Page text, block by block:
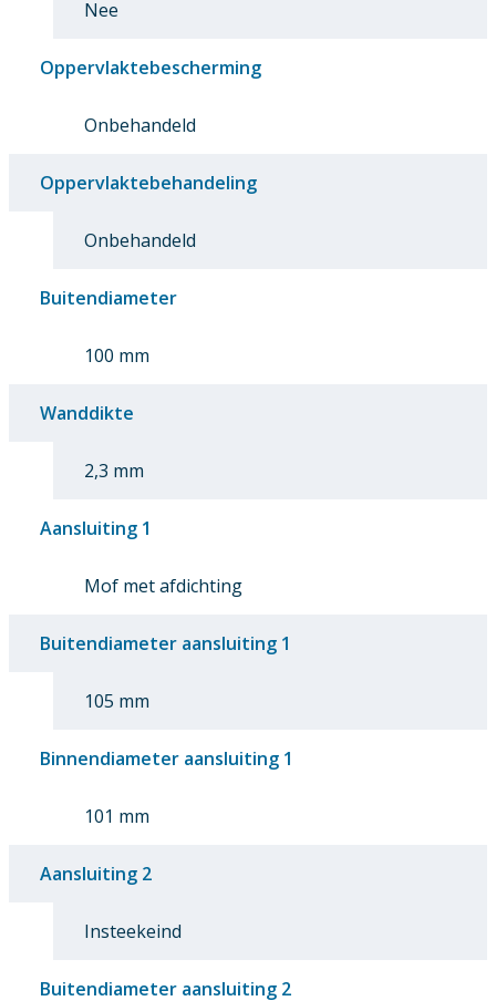
Nee
Oppervlaktebescherming
Onbehandeld
Oppervlaktebehandeling
Onbehandeld
Buitendiameter
100 mm
Wanddikte
2,3 mm
Aansluiting 1
Mof met afdichting
Buitendiameter aansluiting 1
105 mm
Binnendiameter aansluiting 1
101 mm
Aansluiting 2
Insteekeind
Buitendiameter aansluiting 2